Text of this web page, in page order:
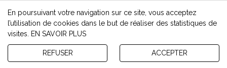
© 2026, Greffe du Tribunal de Commerce de Le puy-en-velay -
Mentions légales-Contact -Gestion des cookies-Politique de
confidentialité et de cookies
Version : 1.8.1
En poursuivant votre navigation sur ce site, vous acceptez
l’utilisation de cookies dans le but de réaliser des statistiques de
visites.
EN SAVOIR PLUS
REFUSER ACCEPTER